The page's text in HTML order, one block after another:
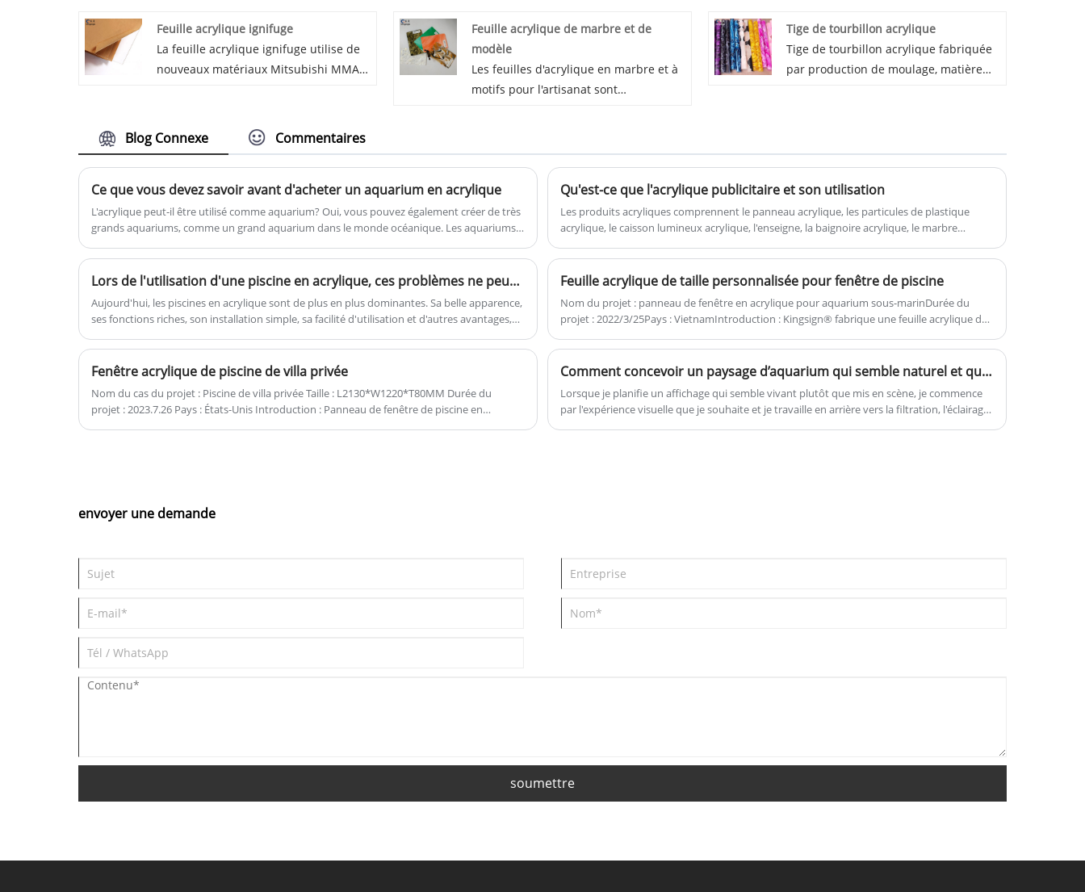
moulés, la fenêtre est résistante aux
UV et avec une transmission de la
lumière jusqu'à 93%. Nous
marines.
et à un excellent processus de liaison
chimique, la fenêtre de la piscine est
solide et offre une bonne transparence
(93%). Nous garantissons 30 ans contre
feuille acrylique anti-rayures peut être
de 1 à 20 mm et la dureté de la surface
a une qualité différente pour répondre
Feuille acrylique ignifuge
La feuille acrylique ignifuge utilise de
nouveaux matériaux Mitsubishi MMA
transparence et d'un poids léger,
d'une bonne résistance aux chocs, la
feuille acrylique ignifuge est
généralement utilisée pour la
décoration, la construction et les
installations publiques, la publicité
pour atteindre les exigences en
Feuille acrylique de marbre et de
modèle
Les feuilles d'acrylique en marbre et à
motifs pour l'artisanat sont
l'éclairage. Découpé au laser, plié ou
poli, le traitement par perçage ne pose
aucun problème pour les feuilles
acryliques en marbre et à motifs. Ce
produit est la catégorie des feuilles
acryliques coulées avec des matériaux
Mitsubishi MMA 100% vierges et une
crème de couleur de bonne qualité.
Tige de tourbillon acrylique
Tige de tourbillon acrylique fabriquée
par production de moulage, matière
conceptions de décoration et
d'artisanat d'art.
Blog Connexe Commentaires
Ce que vous devez savoir avant d'acheter un aquarium en acrylique
L'acrylique peut-il être utilisé comme aquarium? Oui, vous pouvez également créer de très
grands aquariums, comme un grand aquarium dans le monde océanique. Les aquariums
produit aquatique de niche. L'ensemble de l'aquarium est transparent et n'a pas de joints,
ce qui est plus beau et plus sûr que les aquariums en verre ordinaires. Il pèse moins d'un
cinquième de l'aquarium en verre.
Qu'est-ce que l'acrylique publicitaire et son utilisation
Les produits acryliques comprennent le panneau acrylique, les particules de plastique
acrylique, le caisson lumineux acrylique, l'enseigne, la baignoire acrylique, le marbre
Lors de l'utilisation d'une piscine en acrylique, ces problèmes ne peuvent être ignorés !
Aujourd'hui, les piscines en acrylique sont de plus en plus dominantes. Sa belle apparence,
ses fonctions riches, son installation simple, sa facilité d'utilisation et d'autres avantages,
piscine. Alors maintenant, le problème apparaît également, dans l'utilisation du matériau
acrylique de la piscine, faut-il prêter attention à certains problèmes?
Feuille acrylique de taille personnalisée pour fenêtre de piscine
Nom du projet : panneau de fenêtre en acrylique pour aquarium sous-marinDurée du
projet : 2022/3/25Pays : VietnamIntroduction : Kingsign® fabrique une feuille acrylique de
UV garantie sans jaunissement.
Fenêtre acrylique de piscine de villa privée
Nom du cas du projet : Piscine de villa privée Taille : L2130*W1220*T80MM Durée du
projet : 2023.7.26 Pays : États-Unis Introduction : Panneau de fenêtre de piscine en
Comment concevoir un paysage d’aquarium qui semble naturel et qui reste facile à entretenir ?
Lorsque je planifie un affichage qui semble vivant plutôt que mis en scène, je commence
par l'expérience visuelle que je souhaite et je travaille en arrière vers la filtration, l'éclairage
envoyer une demande
soumettre